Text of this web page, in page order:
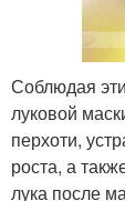
Соблюдая
луковой
перхоти,
роста, а
лука после